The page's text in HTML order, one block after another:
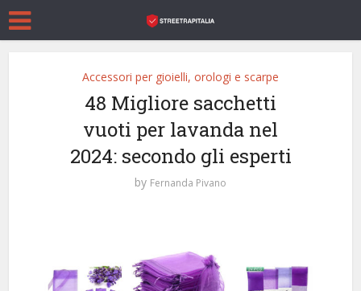
Accessori per gioielli, orologi e scarpe
48 Migliore sacchetti
vuoti per lavanda nel
2024: secondo gli esperti
by Fernanda Pivano